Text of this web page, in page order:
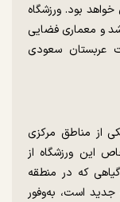
بود. ورزشگاه
و معماری فضایی
عربستان سعودی
از مناطق مرکزی
این ورزشگاه از
که ‏در منطقه
است، به‌وفور